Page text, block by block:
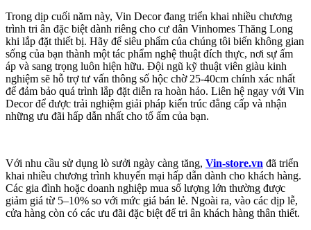
Trong dịp cuối năm này, Vin Decor đang triển khai nhiều chương
trình tri ân đặc biệt dành riêng cho cư dân Vinhomes Thăng Long
khi lắp đặt thiết bị. Hãy để siêu phẩm của chúng tôi biến không gian
sống của bạn thành một tác phẩm nghệ thuật đích thực, nơi sự ấm
áp và sang trọng luôn hiện hữu. Đội ngũ kỹ thuật viên giàu kinh
nghiệm sẽ hỗ trợ tư vấn thông số hộc chờ 25-40cm chính xác nhất
để đảm bảo quá trình lắp đặt diễn ra hoàn hảo. Liên hệ ngay với Vin
Decor để được trải nghiệm giải pháp kiến trúc đẳng cấp và nhận
những ưu đãi hấp dẫn nhất cho tổ ấm của bạn.
Với nhu cầu sử dụng lò sưởi ngày càng tăng, Vin-store.vn đã triển
khai nhiều chương trình khuyến mại hấp dẫn dành cho khách hàng.
Các gia đình hoặc doanh nghiệp mua số lượng lớn thường được
giảm giá từ 5–10% so với mức giá bán lẻ. Ngoài ra, vào các dịp lễ,
cửa hàng còn có các ưu đãi đặc biệt để tri ân khách hàng thân thiết.